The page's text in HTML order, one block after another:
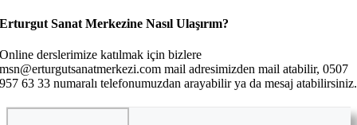
Erturgut Sanat Merkezine Nasıl Ulaşırım?
Online derslerimize katılmak için bizlere
msn@erturgutsanatmerkezi.com mail adresimizden mail atabilir, 0507
957 63 33 numaralı telefonumuzdan arayabilir ya da mesaj atabilirsiniz.